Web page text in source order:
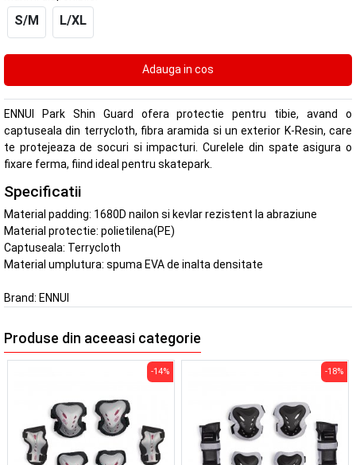
S/M L/XL
ENNUI Park Shin Guard ofera protectie pentru tibie, avand o
captuseala din terrycloth, fibra aramida si un exterior K-Resin, care
te protejeaza de socuri si impacturi. Curelele din spate asigura o
fixare ferma, fiind ideal pentru skatepark.
Specificatii
Material padding: 1680D nailon si kevlar rezistent la abraziune
Material protectie: polietilena(PE)
Captuseala: Terrycloth
Material umplutura: spuma EVA de inalta densitate
Brand: ENNUI
Produse din aceeasi categorie
-14% -18%